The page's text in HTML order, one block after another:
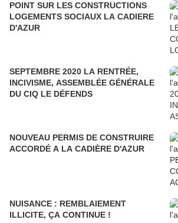
POINT SUR LES CONSTRUCTIONS
LOGEMENTS SOCIAUX LA CADIERE
D'AZUR
SEPTEMBRE 2020 LA RENTRÉE,
INCIVISME, ASSEMBLÉE GÉNÉRALE
DU CIQ LE DÉFENDS
NOUVEAU PERMIS DE CONSTRUIRE
ACCORDÉ A LA CADIÈRE D'AZUR
NUISANCE : REMBLAIEMENT
ILLICITE, ÇA CONTINUE !